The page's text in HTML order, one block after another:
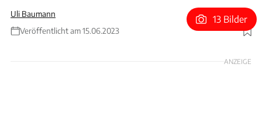
Uli Baumann
Veröffentlicht am 15.06.2023
Foto: Land Rover
13 Bilder
ANZEIGE